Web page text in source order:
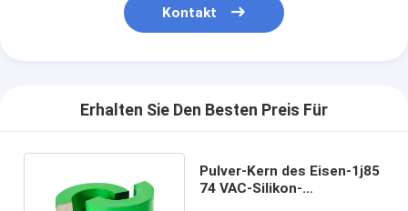
Kontakt
Erhalten Sie Den Besten Preis Für
Pulver-Kern des Eisen-1j85
74 VAC-Silikon-